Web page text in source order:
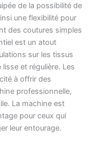
grâce à la
de réglage de la
et de la largeur
Variété de
: vous ne savez
point choisir
ce large choix ?
type de
vous trouverez la
combinaison :
ourlet serré à 3
roulé à 3 fils,
de la possibilité de
une flexibilité pour
des coutures simples
est un atout
sur les tissus
et régulière. Les
à offrir des
professionnelle,
La machine est
pour ceux qui
leur entourage.